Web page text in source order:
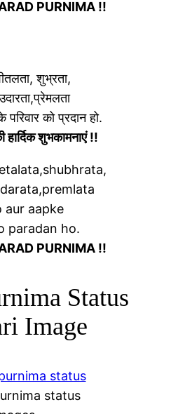
PURNIMA !!
शुभ्रता,
को प्रदान हो.
हार्दिक शुभकामनाएं !!
aur aapke
paradan ho.
PURNIMA !!
Status
Image
status